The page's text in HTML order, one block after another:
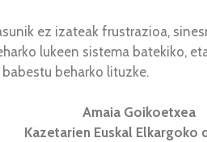
ez izateak frustrazioa,
lukeen sistema batekiko,
beharko lituzke.
Amaia Goikoetxea
Kazetarien Euskal Elkargoko